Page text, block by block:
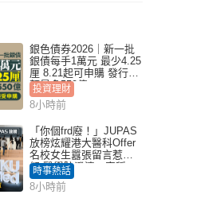
銀色債券2026｜新一批
銀債每手1萬元 最少4.25
厘 8.21起可申購 發行金
額最多550億
投資理財
8小時前
「你個frd廢！」JUPAS
放榜炫耀港大醫科Offer
名校女生囂張留言惹眾
怒 醫學院澄清：宣稱
「40.5分獲錄取」不符事
實｜Juicy叮
時事熱話
8小時前